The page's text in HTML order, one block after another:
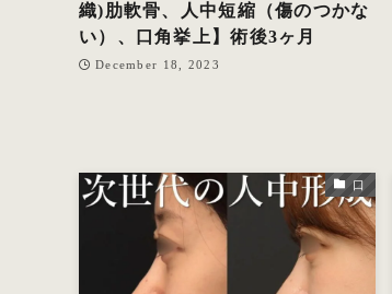
織)肋軟骨、人中短縮（傷のつかな
い）、口角挙上】術後3ヶ月
December 18, 2023
口